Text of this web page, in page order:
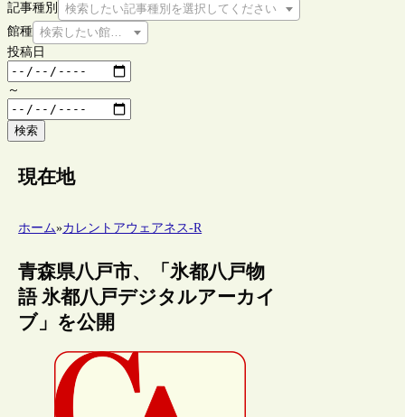
記事種別
検索したい記事種別を選択してください
館種 検索したい館種を選択してください
投稿日
～
検索
現在地
ホーム»カレントアウェアネス-R
青森県八戸市、「氷都八戸物
語 氷都八戸デジタルアーカイ
ブ」を公開